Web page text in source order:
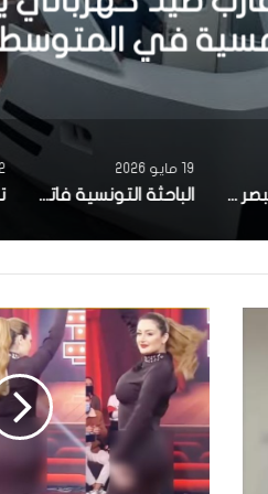
في المتوسط
مصحة معهد البصر والشبكية بالبحيرة 1 تقوم باجراء اكثر من 50 عملية جراحية لازالة الماء الابيض مجانا لفائدة عدد من اهالي قفصة الباحثة التونسية فاتن المولدي تنجح في الحصول على براءة اختراع في الولايات المتحدة الأمريكية، وذلك بعد ابتكارها محركاً هجيناً ثورياً
12 أبريل 2026